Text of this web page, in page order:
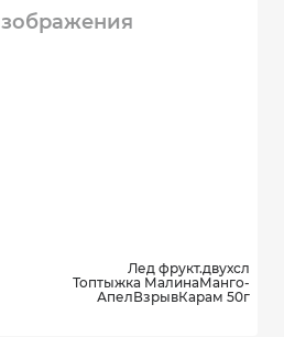
Лед фрукт.двухсл
Топтыжка МалинаМанго-
АпелВзрывКарам 50г